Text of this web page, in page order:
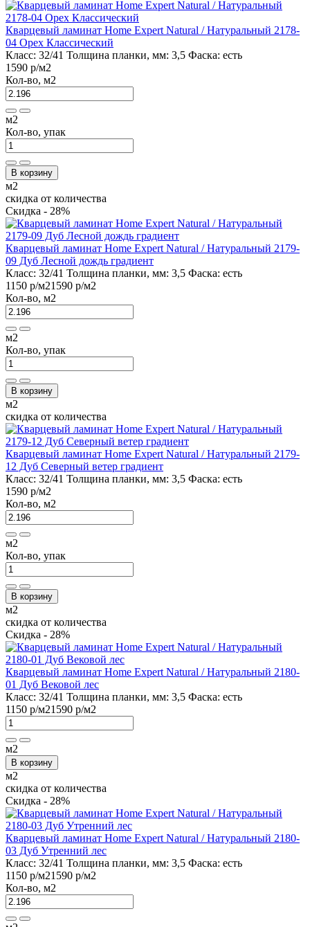
Кварцевый ламинат Home Expert Natural / Натуральный 2178-
04 Орех Классический
Класс: 32/41 Толщина планки, мм: 3,5 Фаска: есть
1590 р/м2
Кол-во, м2
м2
Кол-во, упак
В корзину
м2
скидка от количества
Скидка - 28%
Кварцевый ламинат Home Expert Natural / Натуральный 2179-
09 Дуб Лесной дождь градиент
Класс: 32/41 Толщина планки, мм: 3,5 Фаска: есть
1150 р/м21590 р/м2
Кол-во, м2
м2
Кол-во, упак
В корзину
м2
скидка от количества
Кварцевый ламинат Home Expert Natural / Натуральный 2179-
12 Дуб Северный ветер градиент
Класс: 32/41 Толщина планки, мм: 3,5 Фаска: есть
1590 р/м2
Кол-во, м2
м2
Кол-во, упак
В корзину
м2
скидка от количества
Скидка - 28%
Кварцевый ламинат Home Expert Natural / Натуральный 2180-
01 Дуб Вековой лес
Класс: 32/41 Толщина планки, мм: 3,5 Фаска: есть
1150 р/м21590 р/м2
м2
В корзину
м2
скидка от количества
Скидка - 28%
Кварцевый ламинат Home Expert Natural / Натуральный 2180-
03 Дуб Утренний лес
Класс: 32/41 Толщина планки, мм: 3,5 Фаска: есть
1150 р/м21590 р/м2
Кол-во, м2